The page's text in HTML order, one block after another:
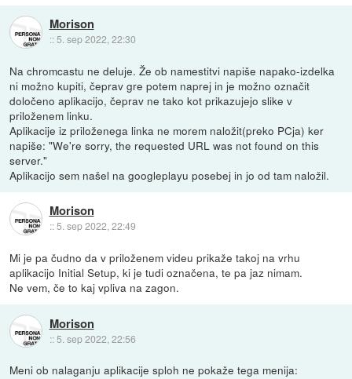
Morison
:: 5. sep 2022, 22:30
Na chromcastu ne deluje. Že ob namestitvi napiše napako-izdelka
ni možno kupiti, čeprav gre potem naprej in je možno označit
določeno aplikacijo, čeprav ne tako kot prikazujejo slike v
priloženem linku.
Aplikacije iz priloženega linka ne morem naložit(preko PCja) ker
napiše: "We're sorry, the requested URL was not found on this
server."
Aplikacijo sem našel na googleplayu posebej in jo od tam naložil.
Morison
::5. sep 2022, 22:49
Mi je pa čudno da v priloženem videu prikaže takoj na vrhu
aplikacijo Initial Setup, ki je tudi označena, te pa jaz nimam.
Ne vem, če to kaj vpliva na zagon.
Morison
:: 5. sep 2022, 22:56
Meni ob nalaganju aplikacije sploh ne pokaže tega menija: